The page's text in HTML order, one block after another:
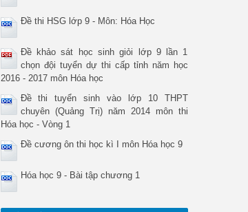
Đề thi HSG lớp 9 - Môn: Hóa Học
Đề khảo sát học sinh giỏi lớp 9 lần 1
chọn đội tuyển dự thi cấp tỉnh năm học
2016 - 2017 môn Hóa học
Đề thi tuyển sinh vào lớp 10 THPT
chuyên (Quảng Trị) năm 2014 môn thi
Hóa học - Vòng 1
Đề cương ôn thi học kì I môn Hóa học 9
Hóa học 9 - Bài tập chương 1